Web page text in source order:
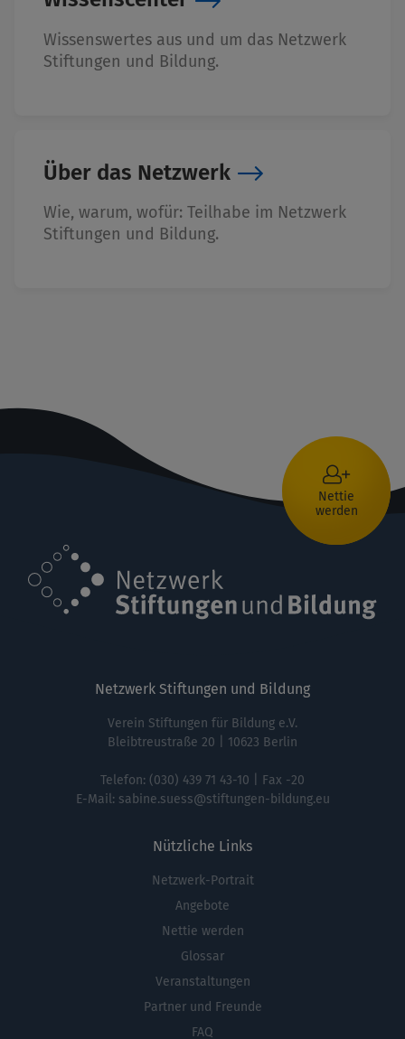
Wissenswertes aus und um das Netzwerk
Stiftungen und Bildung.
Über das Netzwerk
Wie, warum, wofür: Teilhabe im Netzwerk
Stiftungen und Bildung.
Nettie
werden
Netzwerk Stiftungen und Bildung
Verein Stiftungen für Bildung e.V.
Bleibtreustraße 20 | 10623 Berlin
Telefon: (030) 439 71 43-10 | Fax -20
E-Mail: sabine.suess@stiftungen-bildung.eu
Nützliche Links
Fußbereichsmenü
Netzwerk-Portrait
Angebote
Nettie werden
Glossar
Veranstaltungen
Partner und Freunde
FAQ